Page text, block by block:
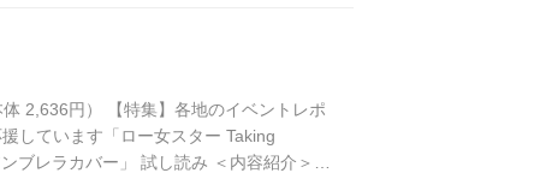
2,636円） 【特集】各地のイベントレポ
しています「ロー女スター Taking
ブレラカバー」 試し読み ＜内容紹介＞